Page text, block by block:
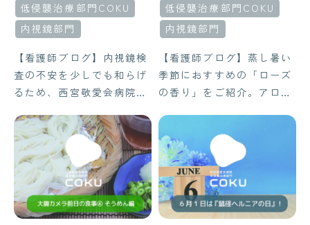
低侵襲治療部門COKU
内視鏡部門
【看護師ブログ】内視鏡検
査の不安を少しでも和らげ
るため、西宮敬愛会病院
アロマを活用。今回は“気
持ちを切り替えたいと
き”にぴったりな香り、サ
イプレスの魅力とその活用
法をご紹介します。
低侵襲治療部門COKU
内視鏡部門
【看護師ブログ】蒸し暑い
季節におすすめの「ローズ
の香り」をご紹介。アロマ
鏡検査時のリラックス効果
や香りの効能について解説
します。西宮敬愛会病院
COKU内視鏡センター
の“ごほうびアロマ”とは？